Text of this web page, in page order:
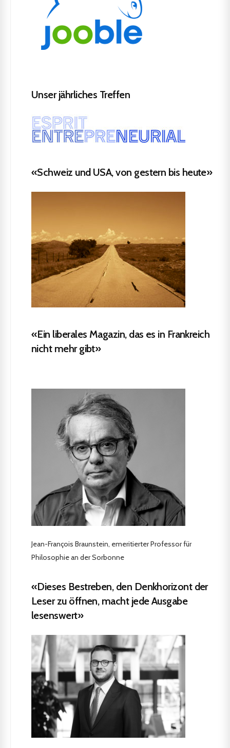
Unser jährliches Treffen
«Schweiz und USA, von gestern bis heute»
«Ein liberales Magazin, das es in Frankreich
nicht mehr gibt»
Jean-François Braunstein, emeritierter Professor für
Philosophie an der Sorbonne
«Dieses Bestreben, den Denkhorizont der
Leser zu öffnen, macht jede Ausgabe
lesenswert»